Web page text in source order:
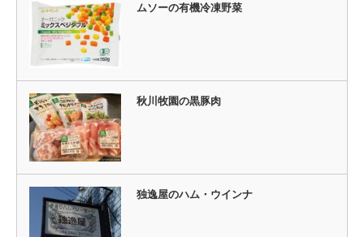
ムソーの有機冷凍野菜
秋川牧園の黒豚肉
独逸屋のハム・ウインナ